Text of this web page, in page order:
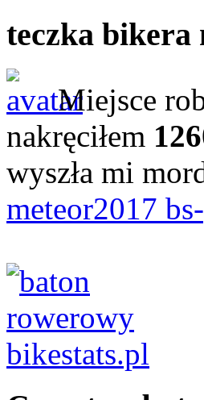
teczka bikera
Miejsce
nakręciłem
wyszła mi
meteor2017